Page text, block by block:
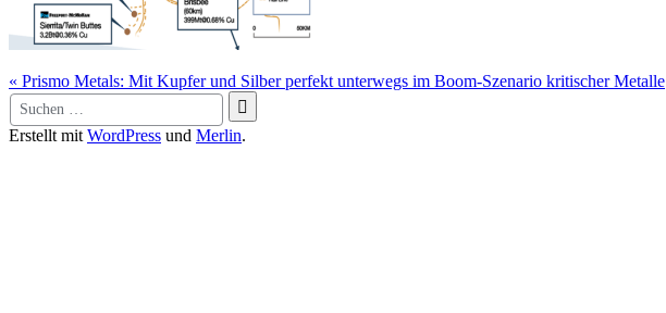
Beitragsnavigation
« Prismo Metals: Mit Kupfer und Silber perfekt unterwegs im Boom-Szenario kritischer Metalle
Suche
nach:
Erstellt mit WordPress und Merlin.